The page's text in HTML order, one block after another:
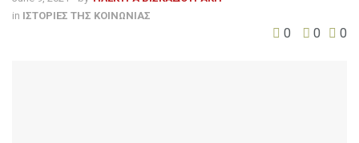
in ΙΣΤΟΡΙΕΣ ΤΗΣ ΚΟΙΝΩΝΙΑΣ
0 0 0